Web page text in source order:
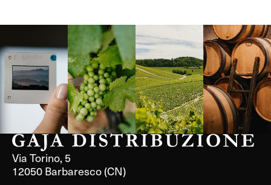
Borgogna,
Francia
Borgogna,
Francia
Instagram
Via Torino, 5
12050 Barbaresco (CN)